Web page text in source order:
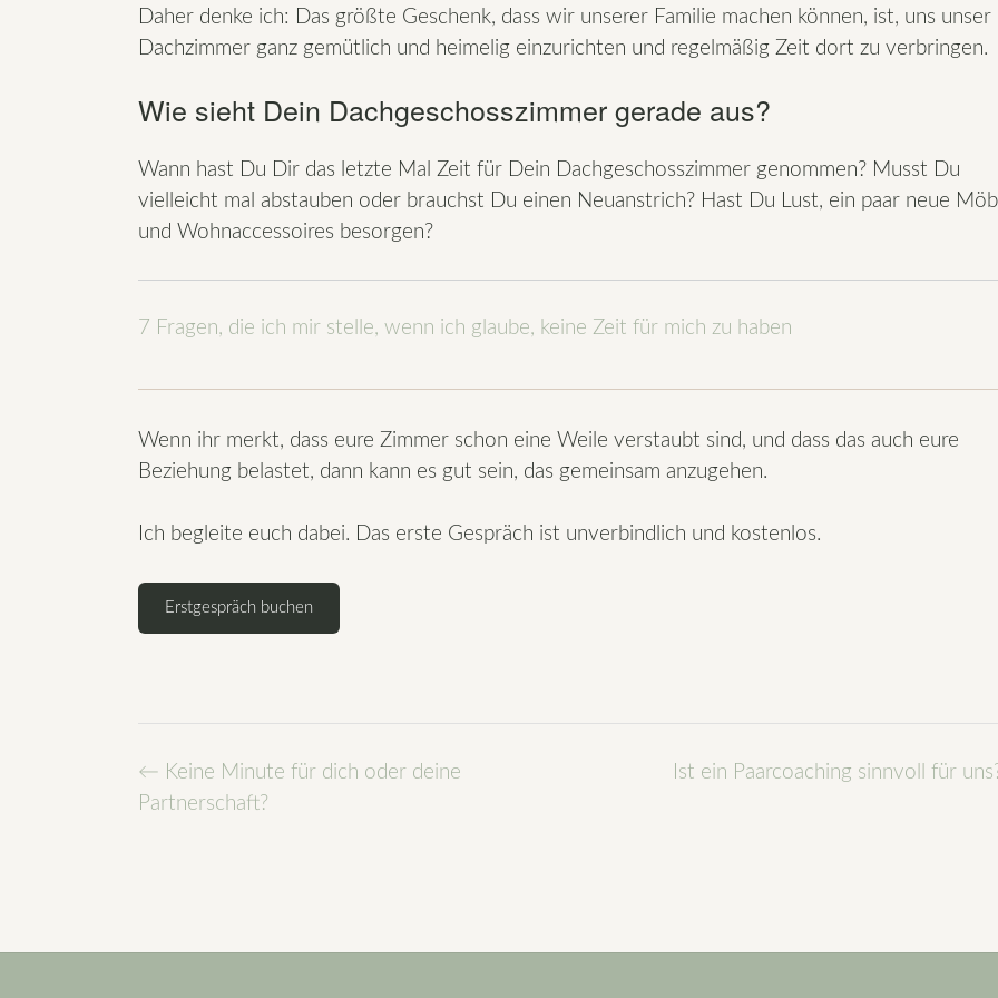
Daher denke ich: Das größte Geschenk, dass wir unserer Familie machen können, ist, uns unser
Dachzimmer ganz gemütlich und heimelig einzurichten und regelmäßig Zeit dort zu verbringen.
Wie sieht Dein Dachgeschosszimmer gerade aus?
Wann hast Du Dir das letzte Mal Zeit für Dein Dachgeschosszimmer genommen? Musst Du
vielleicht mal abstauben oder brauchst Du einen Neuanstrich? Hast Du Lust, ein paar neue
und Wohnaccessoires besorgen?
7 Fragen, die ich mir stelle, wenn ich glaube, keine Zeit für mich zu haben
Wenn ihr merkt, dass eure Zimmer schon eine Weile verstaubt sind, und dass das auch eure
Beziehung belastet, dann kann es gut sein, das gemeinsam anzugehen.
Ich begleite euch dabei. Das erste Gespräch ist unverbindlich und kostenlos.
Erstgespräch buchen
Post
navigation
Ist ein Paarcoaching sinnvoll für
← Keine Minute für dich oder deine
Partnerschaft?